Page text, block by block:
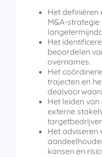
Het definiëren
M&A-
Het
beoordelen
overnames.
Het
trajecten en
Het leiden
externe
Het adviseren
kansen en